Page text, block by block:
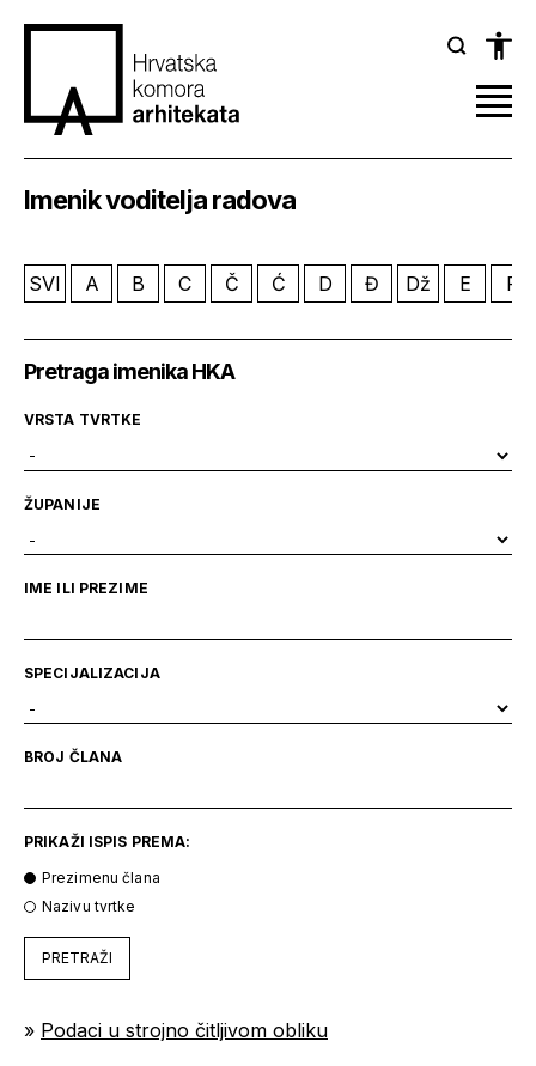
Imenik voditelja radova
SVI A B C Č Ć D Đ Dž E F
Pretraga imenika HKA
VRSTA TVRTKE
ŽUPANIJE
IME ILI PREZIME
SPECIJALIZACIJA
BROJ ČLANA
PRIKAŽI ISPIS PREMA:
Prezimenu člana
Nazivu tvrtke
PRETRAŽI
» Podaci u strojno čitljivom obliku